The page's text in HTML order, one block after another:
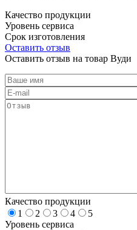
Качество продукции
Уровень сервиса
Срок изготовления
Оставить отзыв
Оставить отзыв на товар Вуди
Качество продукции
1
2 3 4
5
Уровень сервиса